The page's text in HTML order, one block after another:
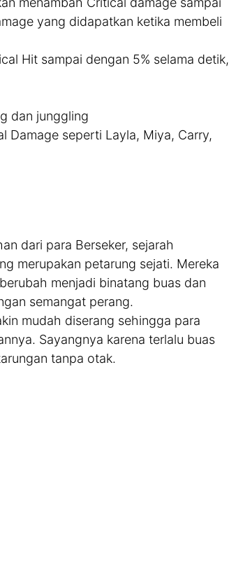
yang didapatkan ketika membeli
Hit sampai dengan 5% selama detik,
dan junggling
Damage seperti Layla, Miya, Carry,
dari para Berseker, sejarah
merupakan petarung sejati. Mereka
menjadi binatang buas dan
semangat perang.
mudah diserang sehingga para
Sayangnya karena terlalu buas
tanpa otak.